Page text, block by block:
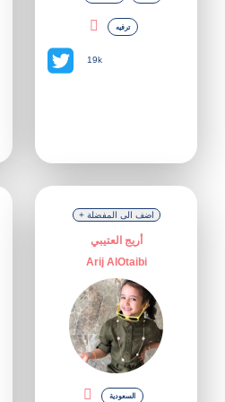
ترفيه
19k
+ اضف الى المفضلة
أريج العتيبي
Arij AlOtaibi
السعودية